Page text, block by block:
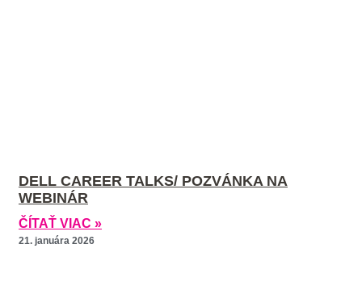
DELL CAREER TALKS/ POZVÁNKA NA
WEBINÁR
ČÍTAŤ VIAC »
21. januára 2026